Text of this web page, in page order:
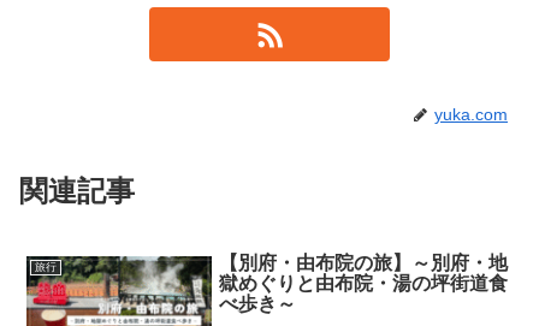
yuka.com
関連記事
旅行
【別府・由布院の旅】～別府・地
獄めぐりと由布院・湯の坪街道食
べ歩き～